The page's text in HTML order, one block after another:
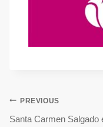
PREVIOUS
Santa Carmen